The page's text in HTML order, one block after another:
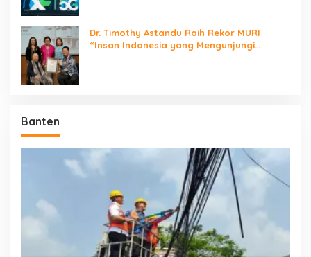
Dr. Timothy Astandu Raih Rekor MURI
“Insan Indonesia yang Mengunjungi
Banten